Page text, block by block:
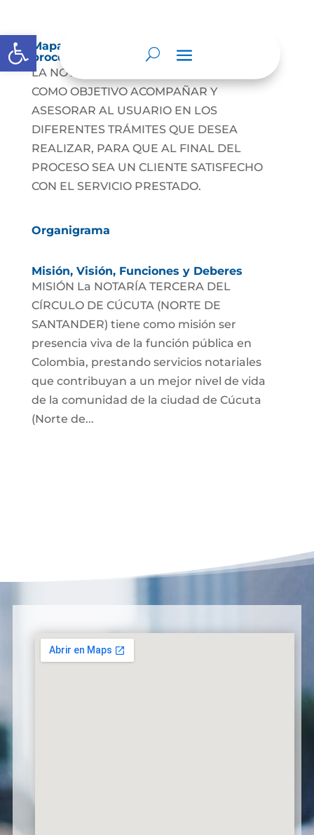
Abrir barra de herramientas
Mapas y cartas descriptivas de los
procesos
LA NOTARÍA TERCERA DE CÚCUTA TIENE
COMO OBJETIVO ACOMPAÑAR Y
ASESORAR AL USUARIO EN LOS
DIFERENTES TRÁMITES QUE DESEA
REALIZAR, PARA QUE AL FINAL DEL
PROCESO SEA UN CLIENTE SATISFECHO
CON EL SERVICIO PRESTADO.
Organigrama
Misión, Visión, Funciones y Deberes
MISIÓN La NOTARÍA TERCERA DEL
CÍRCULO DE CÚCUTA (NORTE DE
SANTANDER) tiene como misión ser
presencia viva de la función pública en
Colombia, prestando servicios notariales
que contribuyan a un mejor nivel de vida
de la comunidad de la ciudad de Cúcuta
(Norte de...